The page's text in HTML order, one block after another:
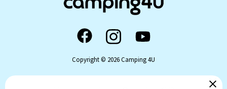
Copyright © 2026 Camping 4U